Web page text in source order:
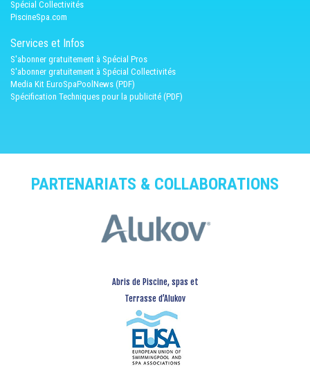
Spécial Collectivités
PiscineSpa.com
Services et Infos
S'abonner gratuitement à Spécial Pros
S'abonner gratuitement à Spécial Collectivités
Media Kit EuroSpaPoolNews (PDF)
Spécification Techniques pour la publicité (PDF)
PARTENARIATS & COLLABORATIONS
Abris de Piscine, spas et
Terrasse d’Alukov